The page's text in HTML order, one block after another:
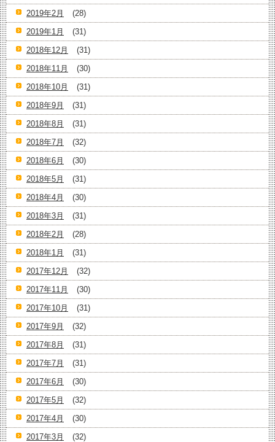
2019年2月
(28)
2019年1月
(31)
2018年12月
(31)
2018年11月
(30)
2018年10月
(31)
2018年9月
(31)
2018年8月
(31)
2018年7月
(32)
2018年6月
(30)
2018年5月
(31)
2018年4月
(30)
2018年3月
(31)
2018年2月
(28)
2018年1月
(31)
2017年12月
(32)
2017年11月
(30)
2017年10月
(31)
2017年9月
(32)
2017年8月
(31)
2017年7月
(31)
2017年6月
(30)
2017年5月
(32)
2017年4月
(30)
2017年3月
(32)